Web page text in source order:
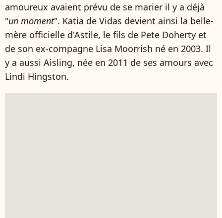
amoureux avaient prévu de se marier il y a déjà
"un moment". Katia de Vidas devient ainsi la belle-
mère officielle d'Astile, le fils de Pete Doherty et
de son ex-compagne Lisa Moorrish né en 2003. Il
y a aussi Aisling, née en 2011 de ses amours avec
Lindi Hingston.